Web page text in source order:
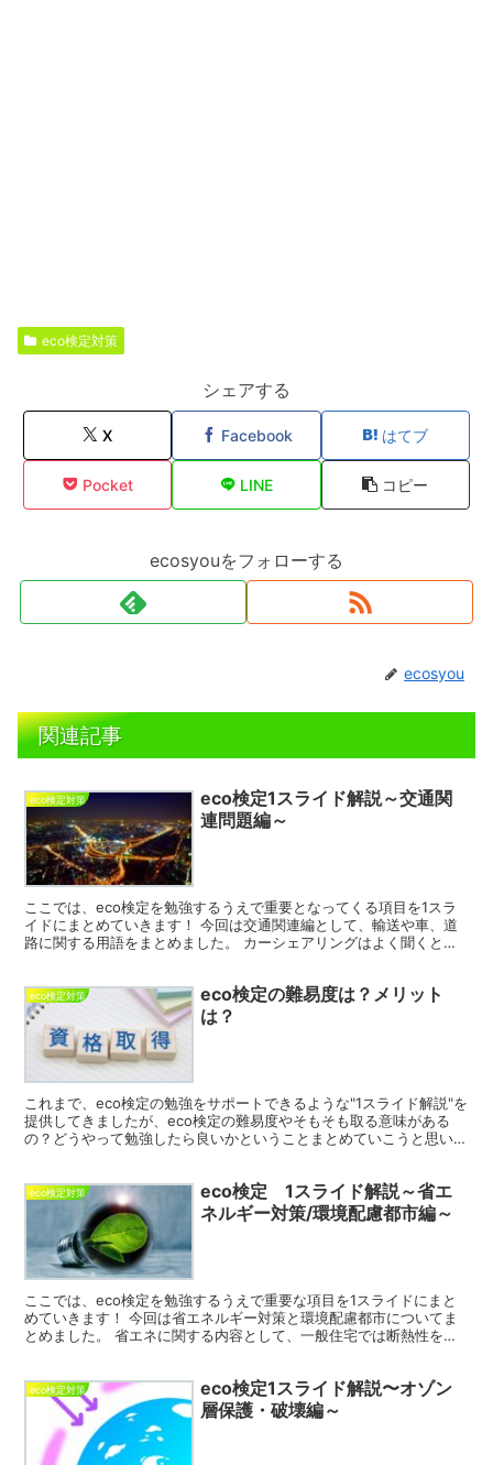
eco検定対策
シェアする
X Facebook はてブ
Pocket LINE コピー
ecosyouをフォローする
ecosyou
関連記事
eco検定対策
eco検定1スライド解説～交通関
連問題編～
ここでは、eco検定を勉強するうえで重要となってくる項目を1スラ
イドにまとめていきます！ 今回は交通関連編として、輸送や車、道
路に関する用語をまとめました。 カーシェアリングはよく聞くと思
eco検定対策
eco検定の難易度は？メリット
は？
これまで、eco検定の勉強をサポートできるような"1スライド解説"を
提供してきましたが、eco検定の難易度やそもそも取る意味がある
の？どうやって勉強したら良いかということまとめていこうと思いま
eco検定対策
eco検定 1スライド解説～省エ
ネルギー対策/環境配慮都市編～
ここでは、eco検定を勉強するうえで重要な項目を1スライドにまと
めていきます！ 今回は省エネルギー対策と環境配慮都市についてま
とめました。 省エネに関する内容として、一般住宅では断熱性を向
eco検定対策
eco検定1スライド解説〜オゾン
層保護・破壊編～